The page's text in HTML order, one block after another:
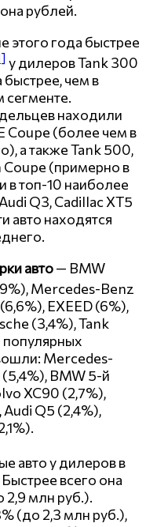
рублей.
этого года быстрее
у дилеров Tank 300
чем в
находили
Coupe (более чем в
а также Tank 500,
Coupe (примерно в
в топ-10 наиболее
Q3, Cadillac XT5
авто находятся
авто— BMW
Mercedes-Benz
EXEED (6%),
(3,4%), Tank
популярных
Mercedes-
BMW 5-й
XC90 (2,7%),
Q5 (2,4%),
авто у дилеров в
всего она
2,9 млн руб.).
(до 2,3 млн руб.),